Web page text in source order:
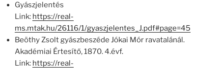
Gyászjelentés
Link: https://real-
ms.mtak.hu/26116/1/gyaszjelentes_J.pdf#page=45
Beöthy Zsolt gyászbeszéde Jókai Mór ravatalánál.
Akadémiai Értesítő, 1870. 4.évf.
Link: https://real-